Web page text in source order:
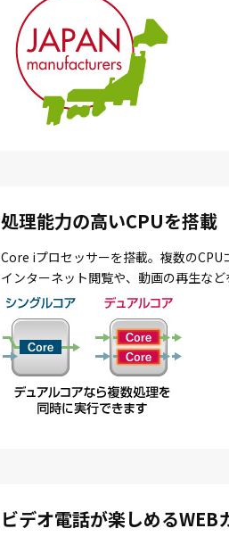
処理能力の高いCPUを搭載
Core iプロセッサーを搭載。複数のCPU
インターネット閲覧や、動画の再生など
ビデオ電話が楽しめるWEB